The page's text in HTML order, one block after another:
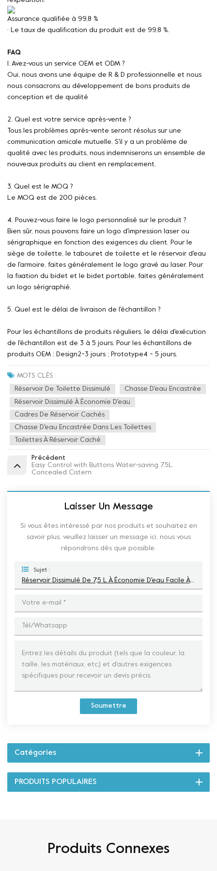
Assurance qualifiée à 99,8 %
· Le taux de qualification du produit est de 99,8 %.
FAQ
1. Avez-vous un service OEM et ODM ?
Oui, nous avons une équipe de R & D professionnelle et nous
nous consacrons au développement de bons produits de
conception et de qualité
2. Quel est votre service après-vente ?
Tous les problèmes après-vente seront résolus sur une
communication amicale mutuelle. S'il y a un problème de
qualité avec les produits, nous indemniserons un ensemble de
nouveaux produits au client en remplacement.
3. Quel est le MOQ ?
Le MOQ est de 200 pièces.
4. Pouvez-vous faire le logo personnalisé sur le produit ?
Bien sûr, nous pouvons faire un logo d'impression laser ou
sérigraphique en fonction des exigences du client. Pour le
siège de toilette, le tabouret de toilette et le réservoir d'eau
de l'armoire, faites généralement le logo gravé au laser. Pour
la fixation du bidet et le bidet portable, faites généralement
un logo sérigraphié.
5. Quel est le délai de livraison de l'échantillon ?
Pour les échantillons de produits réguliers, le délai d'exécution
de l'échantillon est de 3 à 5 jours. Pour les échantillons de
produits OEM : Design2~3 jours ; Prototype4 ~ 5 jours.
MOTS CLÉS :
Réservoir De Toilette Dissimulé Chasse D'eau Encastrée
Réservoir Dissimulé À Économie D'eau
Cadres De Réservoir Cachés
Chasse D'eau Encastrée Dans Les Toilettes
Toilettes À Réservoir Caché
Précédent
Easy Control with Buttons Water-saving 7.5L
Concealed Cistern
Laisser Un Message
Si vous êtes intéressé par nos produits et souhaitez en
savoir plus, veuillez laisser un message ici, nous vous
répondrons dès que possible.
Sujet :
Réservoir Dissimulé De 7,5 L À Économie D'eau Facile À Installer
Soumettre
Catégories
PRODUITS POPULAIRES
Produits Connexes